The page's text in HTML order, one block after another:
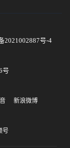
2021002887号-4
号
新浪微博
号